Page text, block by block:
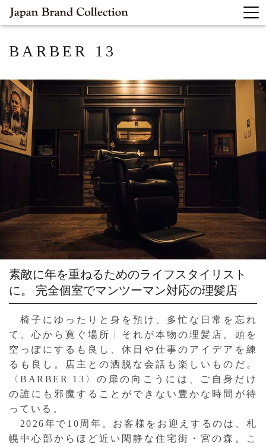
BARBER 13
素敵に年を重ねるためのライフスタイリスト
に。
完全個室でマンツーマン対応の理髪店
椅子にゆったりと身を預け、多忙な日常を忘れ
て、心から寛ぐ場所︱それが本物の理髪店。頭を
空っぽにするも良し、休日や仕事のアイデアを練
るも良し。店主との洒脱な会話も楽しいものだ。
〈BARBER 13〉の扉の向こうには、ご自身だけ
の誰にも邪魔することができない豊かな時間が待
っている。
2026年で10周年。お客様をお迎えするのは、札
幌中心部からほど近い閑静な住宅街・宮の森。こ